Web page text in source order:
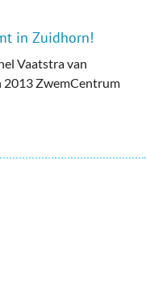
in Zuidhorn!
Vaatstra van
2013 ZwemCentrum